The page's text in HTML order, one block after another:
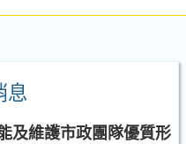
息
及維護市政團隊優質形